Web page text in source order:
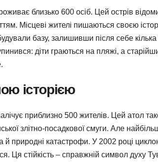
близько 600 осіб. Цей острів
Місцеві жителі пишаються своєю
базу, залишивши після себе
діти граються на пляжі, а
історією
приблизно 500 жителів. Цей атол
злітно-посадкової смуги. Але
й природні катастрофи. У 2002 році
Ця стійкість – справжній символ духу